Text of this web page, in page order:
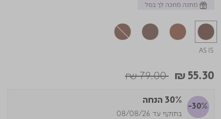
מתנה מחכה לך בסל
AS IS
Price reduced from
₪ 79.00to₪ 55.30
-30%
30% הנחה
בתוקף עד 08/08/26